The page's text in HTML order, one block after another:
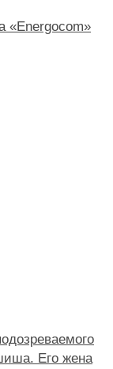
«Energocom»
Его жена